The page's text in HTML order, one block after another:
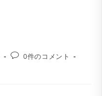
投
0件のコメント